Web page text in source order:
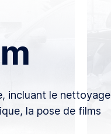
incluant le nettoyage
la pose de films